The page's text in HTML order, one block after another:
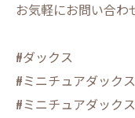
お気軽にお問い合わ
#ダックス
#ミニチュアダックス
#ミニチュアダック